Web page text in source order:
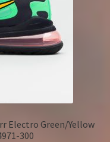
Electro Green/Yellow
300